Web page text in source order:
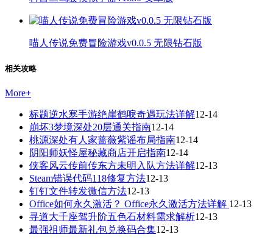
喵人传说免费冒险游戏v0.0.5 无限钻石版
相关攻略
More+
标题逆水寒手游绝崖鹤唳奇遇玩法详解12-14
崩坏3梦境深处20层通关指南12-14
桃源深处有人家蔷薇紫谣布局指南12-14
阴阳师妖怪屋秘藏商店开启指南12-14
侠客风云传前传东方未明入队方法详解12-13
Steam错误代码118修复方法12-13
钉钉文件转发微信方法12-13
Office如何永久激活？ Office永久激活方法详解 12-13
寻道大千座驾升阶五色石材料需求解析12-13
最强祖师最新礼包兑换码合集12-13